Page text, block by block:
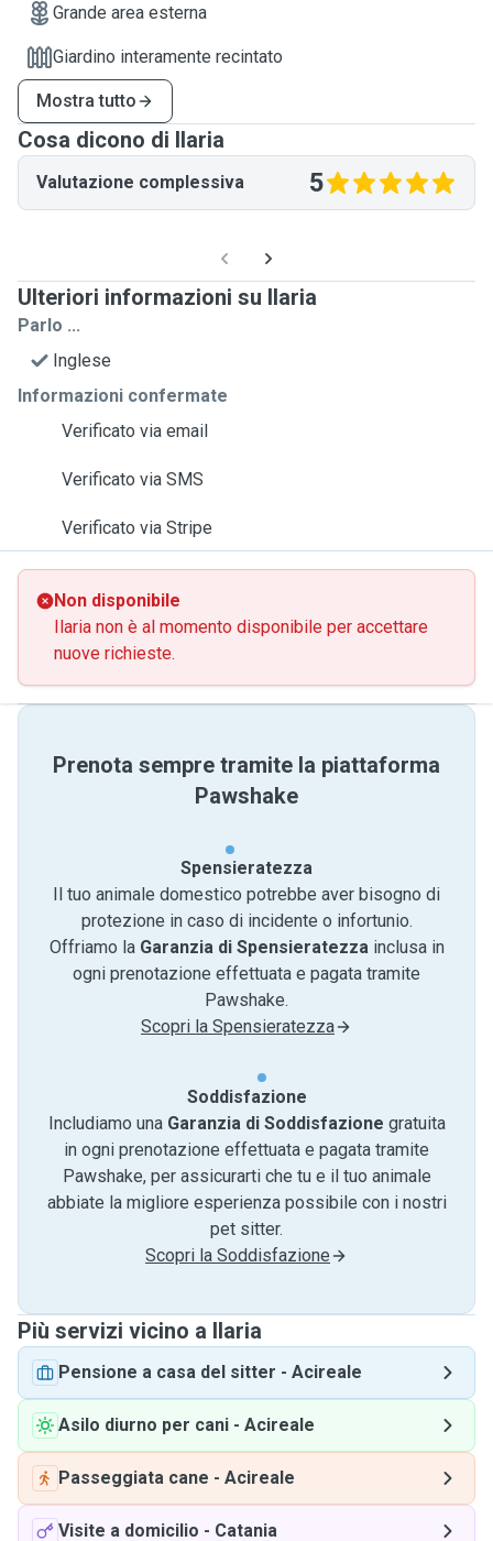
Grande area esterna
Giardino interamente recintato
Mostra tutto
Cosa dicono di Ilaria
Valutazione complessiva 5
Ulteriori informazioni su Ilaria
Parlo ...
Inglese
Informazioni confermate
Verificato via email
Verificato via SMS
Verificato via Stripe
Non disponibile
Ilaria non è al momento disponibile per accettare
nuove richieste.
Prenota sempre tramite la piattaforma
Pawshake
Spensieratezza
Il tuo animale domestico potrebbe aver bisogno di
protezione in caso di incidente o infortunio.
Offriamo la Garanzia di Spensieratezzainclusa in
ogni prenotazione effettuata e pagata tramite
Pawshake.
Scopri la Spensieratezza
Soddisfazione
Includiamo una Garanzia di Soddisfazione gratuita
in ogni prenotazione effettuata e pagata tramite
Pawshake, per assicurarti che tu e il tuo animale
abbiate la migliore esperienza possibile con i nostri
pet sitter.
Scopri la Soddisfazione
Più servizi vicino a Ilaria
Pensione a casa del sitter - Acireale
Asilo diurno per cani - Acireale
Passeggiata cane - Acireale
Visite a domicilio - Catania